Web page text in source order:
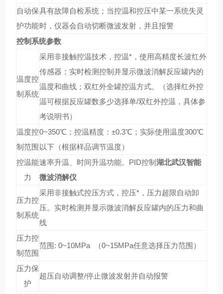
自动保
护功能
具有故障自检系统；当控温和控压中某一系统失灵
时，仪器会自动切断微波发射，并且报警
控制系统参数
温度控
制系统
采用非接触控温技术，控温*，使用高精度长波红外
传感器；实时检测控制并显示微波消解反应罐内的
温度和曲线；双红外全罐控温方式。（选择红外控
温可根据反应罐数多少选择单/双红外控温，具体参
考说明书）
温度控
制范围
0~350℃；控温精度：±0.3℃；实际使用温度300℃
以下（根据样品调节温度）
控温能
力
速率升温、时间升温功能。PID控制 湖北武汉智能
微波消解仪
压力控
制系统
采用非接触式控压方式，控压*，压力超限自动卸
压。实时检测并显示微波消解反应罐内的压力和曲
线
压力控
制范围
范围: 0~10MPa （0~15MPa任意选择压力范围）
压力保
护
超压自动调整/停止微波发射并自动报警